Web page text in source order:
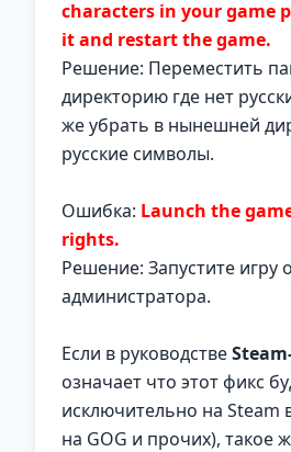
characters in your game
it and restart the game.
Решение: Переместить
директорию где нет
же убрать в нынешней
русские символы.
Ошибка: Launch the
rights.
Решение: Запустите игру
администратора.
Если в руководстве
означает что этот фикс
исключительно на Steam
на GOG и прочих), такое